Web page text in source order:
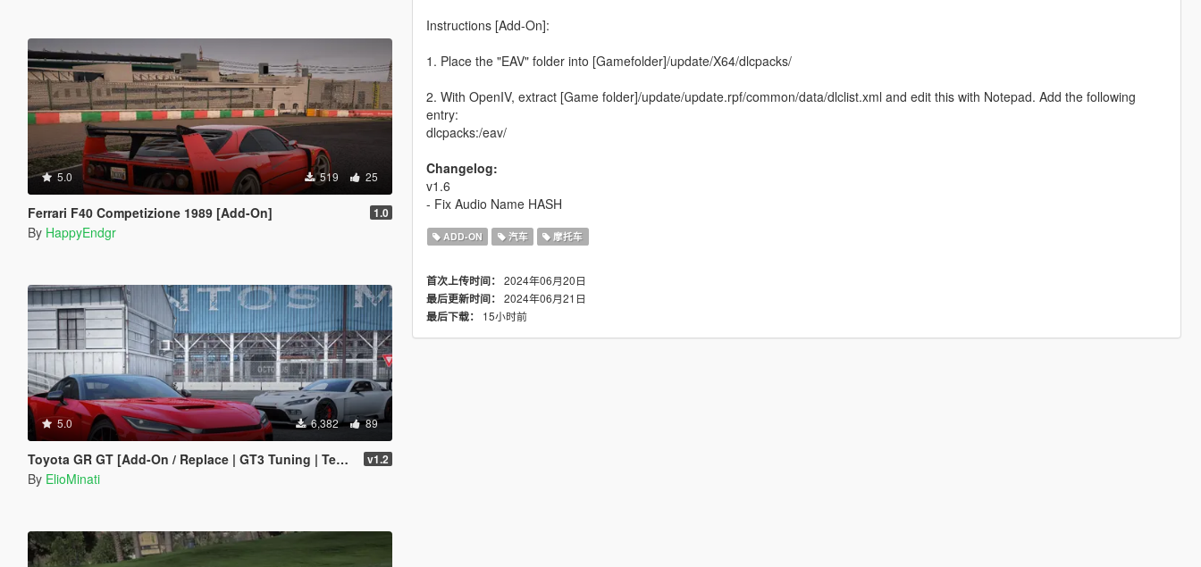
5.0 519 25
Ferrari F40 Competizione 1989 [Add-On] 1.0
By HappyEndgr
5.0 6,382 89
Toyota GR GT [Add-On / Replace | GT3 Tuning | Template | LODS] v1.2
By ElioMinati
Instructions [Add-On]:
1. Place the "EAV" folder into [Gamefolder]/update/X64/dlcpacks/
2. With OpenIV, extract [Game folder]/update/update.rpf/common/data/dlclist.xml and edit this with Notepad. Add the following
entry:
dlcpacks:/eav/
Changelog:
v1.6
- Fix Audio Name HASH
ADD-ON 汽车 摩托车
首次上传时间： 2024年06月20日
最后更新时间： 2024年06月21日
最后下载：
15小时前